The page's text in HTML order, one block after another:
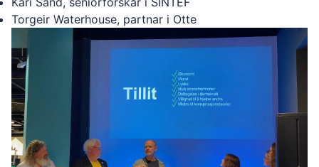
Torgeir Waterhouse, partnar i Otte